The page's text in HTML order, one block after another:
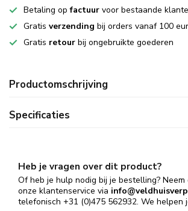
Betaling opfactuur voor bestaande
Gratis verzending bij orders vanaf 100
Gratis retour bij ongebruikte goederen
Productomschrijving
Specificaties
Heb je vragen over dit product?
Of heb je hulp nodig bij je bestelling?
onze klantenservice via
telefonisch +31 (0)475 562932. We helpen